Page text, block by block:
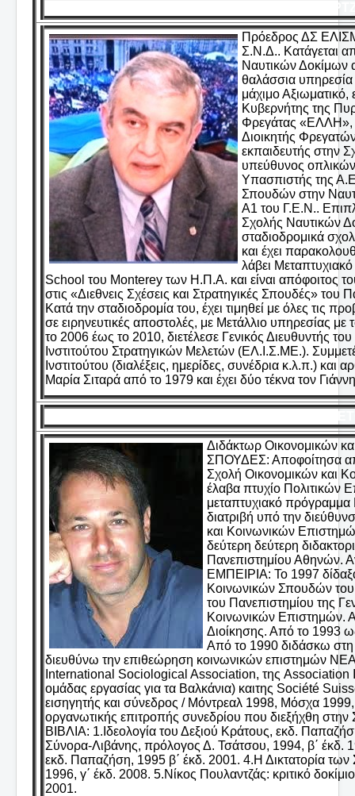
Πρόεδρος ΔΣ
Σ.Ν.Δ.. Κατάγεται
Ναυτικών Δοκίμων
θαλάσσια
μάχιμο
Κυβερνήτης της
Φρεγάτας «ΕΛΛΗ»,
Διοικητής
εκπαιδευτής στην
υπεύθυνος
Υπασπιστής της
Σπουδών στην
Α1 του Γ.Ε.Ν..
Σχολής Ναυτικών
σταδιοδρομικά
και έχει
λάβει
School του Monterey των Η.Π.Α. και είναι απόφοιτος
στις «Διεθνεις Σχέσεις και Στρατηγικές Σπουδές»
Κατά την σταδιοδρομία του, έχει τιμηθεί με όλες τις
σε ειρηνευτικές αποστολές, με Μετάλλιο υπηρεσίας
το 2006 έως το 2010, διετέλεσε Γενικός Διευθυντής
Ινστιτούτου Στρατηγικών Μελετών (ΕΛ.Ι.Σ.ΜΕ.).
Ινστιτούτου (διαλέξεις, ημερίδες, συνέδρια κ.λ.π.)
Μαρία Σιταρά από το 1979 και έχει δύο τέκνα τον
Διδάκτωρ Οικονομικών
ΣΠΟΥΔΕΣ: Αποφοίτησα
Σχολή Οικονομικών και
έλαβα πτυχίο Πολιτικών
μεταπτυχιακό πρόγραμμα
διατριβή υπό την
και Κοινωνικών
δεύτερη δεύτερη
Πανεπιστημίου Αθηνών.
ΕΜΠΕΙΡΙΑ: Το 1997
Κοινωνικών Σπουδών
του Πανεπιστημίου της
Κοινωνικών Επιστημών.
Διοίκησης. Από το 1993
Από το 1990 διδάσκω
διευθύνω την επιθεώρηση κοινωνικών επιστημών
International Sociological Association, της
ομάδας εργασίας για τα Βαλκάνια) καιτης Société
εισηγητής και σύνεδρος / Μόντρεαλ 1998, Μόσχα
οργανωτικής επιτροπής συνεδρίου που διεξήχθη
ΒΙΒΛΙΑ: 1.Ιδεολογία του Δεξιού Κράτους, εκδ.
Σύνορα-Λιβάνης, πρόλογος Δ. Τσάτσου, 1994, β΄ έκδ.
εκδ. Παπαζήση, 1995 β΄ έκδ. 2001. 4.Η Δικτατορία
1996, γ΄ έκδ. 2008. 5.Νίκος Πουλαντζάς: κριτικό
2001.